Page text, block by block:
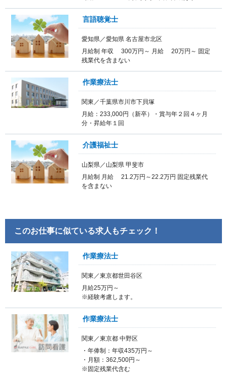
言語聴覚士
愛知県／愛知県 名古屋市北区
月給制 年収 300万円～ 月給 20万円～ 固定
残業代を含まない
作業療法士
関東／千葉県市川市下貝塚
月給：233,000円（新卒）・賞与年２回４ヶ月
分・昇給年１回
介護福祉士
山梨県／山梨県 甲斐市
月給制 月給 21.2万円～22.2万円 固定残業代
を含まない
このお仕事に似ている求人もチェック！
作業療法士
関東／東京都世田谷区
月給25万円～
※経験考慮します。
作業療法士
関東／東京都 中野区
・年俸制：年収435万円～
・月額：362,500円～
※固定残業代含む